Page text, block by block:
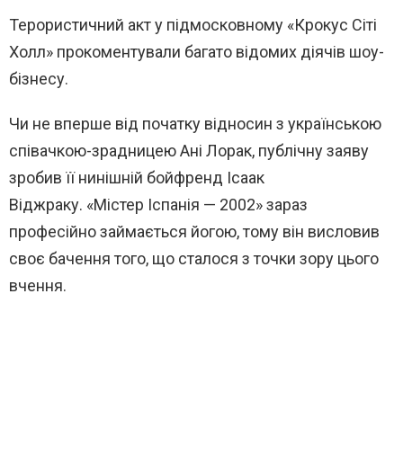
Терористичний акт у підмосковному «Крокус Сіті
Холл» прокоментували багато відомих діячів шоу-
бізнесу.
Чи не вперше від початку відносин з українською
співачкою-зрадницею Ані Лорак, публічну заяву
зробив її нинішній бойфренд Ісаак
Віджраку. «Містер Іспанія — 2002» зараз
професійно займається йогою, тому він висловив
своє бачення того, що сталося з точки зору цього
вчення.